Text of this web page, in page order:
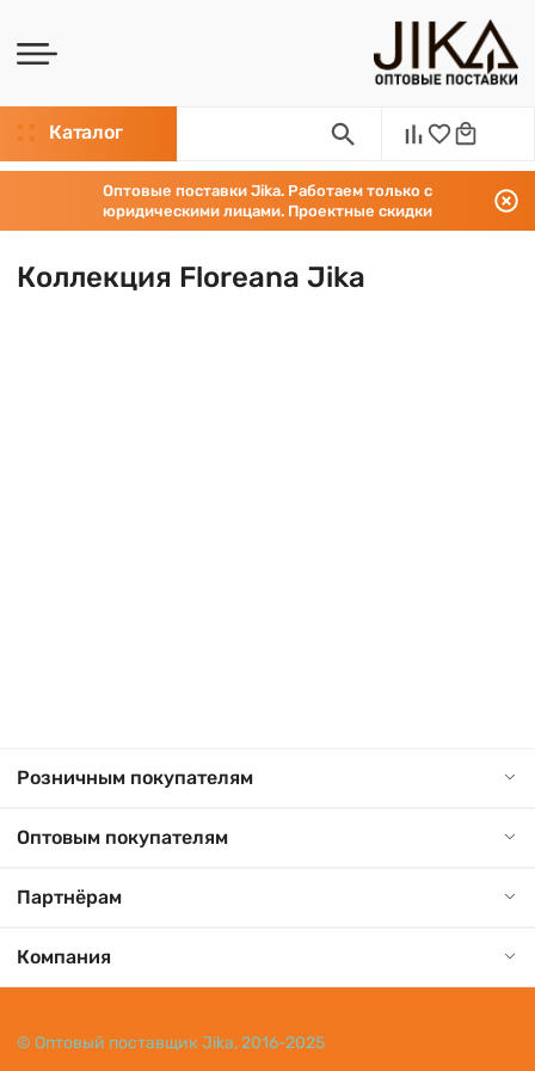
Каталог
Оптовые поставки Jika. Работаем только с
юридическими лицами. Проектные скидки
Коллекция Floreana Jika
Розничным покупателям
Оптовым покупателям
Партнёрам
Компания
© Оптовый поставщик Jika, 2016-2025